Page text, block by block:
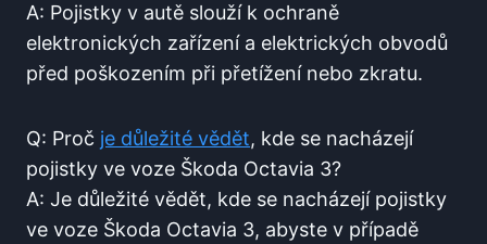
A:⁤ Pojistky v autě slouží k ochraně
elektronických zařízení a elektrických obvodů
⁣před poškozením při přetížení nebo zkratu.
Q: Proč je důležité vědět, kde ⁣se nacházejí
pojistky ve voze Škoda Octavia 3?
A: Je důležité vědět, kde se nacházejí pojistky
ve voze ‌Škoda Octavia 3, abyste v případě